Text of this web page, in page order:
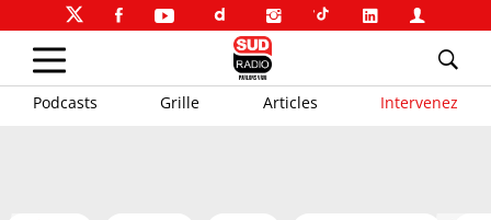
Podcasts Grille Articles Intervenez